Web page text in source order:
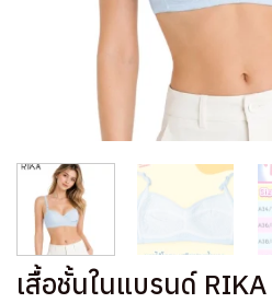
เสื้อชั้นในแบรนด์